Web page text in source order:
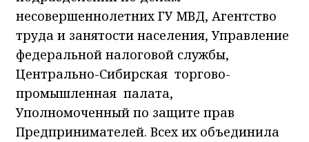
несовершеннолетних ГУ МВД, Агентство
труда и занятости населения, Управление
федеральной налоговой службы,
Центрально-Сибирская торгово-
промышленная палата,
Уполномоченный по защите прав
Предпринимателей. Всех их объединила